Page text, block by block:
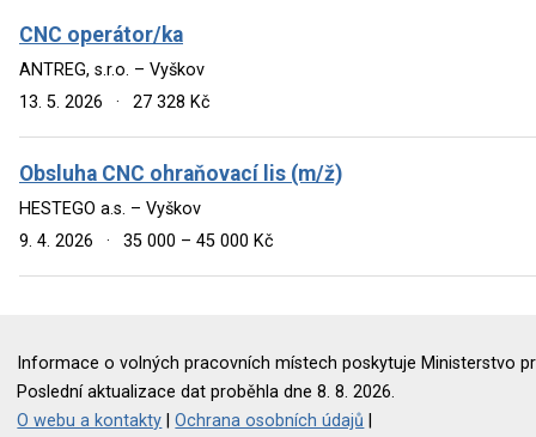
CNC operátor/ka
ANTREG, s.r.o. – Vyškov
13. 5. 2026
· 27 328 Kč
Obsluha CNC ohraňovací lis (m/ž)
HESTEGO a.s. – Vyškov
9. 4. 2026
· 35 000 – 45 000 Kč
Informace o volných pracovních místech poskytuje Ministerstvo
Poslední aktualizace dat proběhla dne 8. 8. 2026.
O webu a kontakty |Ochrana osobních údajů